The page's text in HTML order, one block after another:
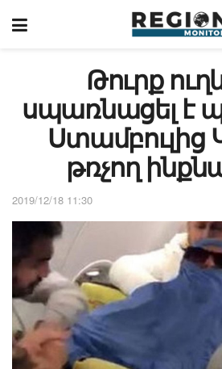
Թուրք
սպառնացել է
Ստամբուլից
թռչող
2019/12/18 11:30